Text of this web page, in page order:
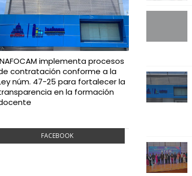
implementa procesos
contratación conforme a la
núm. 47-25 para fortalecer la
en la formación
FACEBOOK